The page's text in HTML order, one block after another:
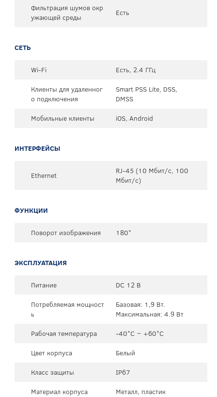
Фильтрация шумов окр
ужающей среды
Есть
СЕТЬ
Wi-Fi
Есть, 2.4 ГГц
Клиенты для удаленног
о подключения
Smart PSS Lite, DSS,
DMSS
Мобильные клиенты
iOS, Android
ИНТЕРФЕЙСЫ
Ethernet
RJ-45 (10 Мбит/с, 100
Мбит/с)
ФУНКЦИИ
Поворот изображения 180°
ЭКСПЛУАТАЦИЯ
Питание
DC 12 В
Потребляемая мощност
ь
Базовая: 1,9 Вт.
Максимальная: 4.9 Вт
Рабочая температура
-40°C ~ +60°C
Цвет корпуса
Белый
Класс защиты
IP67
Материал корпуса
Металл, пластик